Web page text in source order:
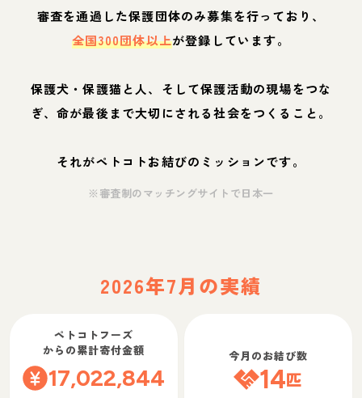
審査を通過した保護団体のみ募集を行っており、
全国300団体以上が登録しています。
保護犬・保護猫と人、そして保護活動の現場をつな
ぎ、命が最後まで大切にされる社会をつくること。
それがペトコトお結びのミッションです。
※審査制のマッチングサイトで日本一
2026年7月の実績
ペトコトフーズ
からの累計寄付金額
17,022,844
今月のお結び数
14匹